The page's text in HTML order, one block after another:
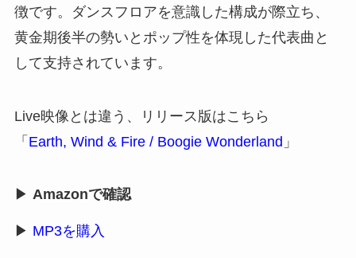
徴です。ダンスフロアを意識した構成が際立ち、
黄金期後半の勢いとポップ性を体現した代表曲と
して支持されています。
Live映像とは違う、リリース版はこちら
「 Earth, Wind & Fire / Boogie Wonderland 」
▶ Amazonで確認
▶ MP3を購入